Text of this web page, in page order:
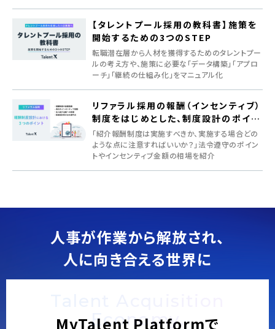
【タレントプール採用の教科書】施策を
開始するための3つのSTEP
転職潜在層から人材を獲得するためのタレントプー
ルの考え方や、施策に必要な「データ構築」「アプロ
ーチ」「継続の仕組み化」をマニュアル化
リファラル採用の報酬（インセンティブ）
制度をはじめとした、制度設計のポイン
ト
「紹介報酬制度は実施すべきか、実施する場合どの
ような点に注意すればいいか？」法令遵守のポイン
トやインセンティブ金額の相場を紹介
人事が作業から解放され、
人に向き合える世界に
Economy.
MyTalent Platformで